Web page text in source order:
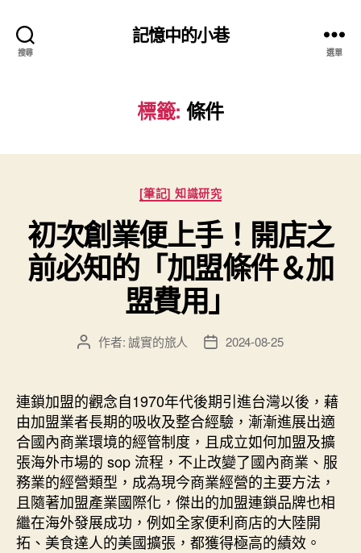
搜尋
記憶中的小巷
選單
標籤: 條件
分
類
[筆記] 知識研究
初次創業便上手！開店之
前必知的「加盟條件＆加
盟費用」
文
者
作者:誠實的旅人
文
佈
日
期
2024-08-25
連鎖加盟的觀念自1970年代後期引進台灣以後，藉
由加盟業者長期的吸收及整合經驗，漸漸進展出適
合國內商業環境的經管制度，且成立如何加盟及擴
張海外市場的 sop 流程，不止改變了國內商業、服
務業的經營類型，成為現今商業經營的主要方法，
且隨著加盟產業國際化，傑出的加盟連鎖品牌也相
繼在海外發展成功，例如全家便利商店的大陸開
拓、美食達人的美國擴張，都獲得極高的績效。